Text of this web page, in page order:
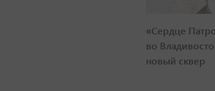
«Сердце
во
новый сквер